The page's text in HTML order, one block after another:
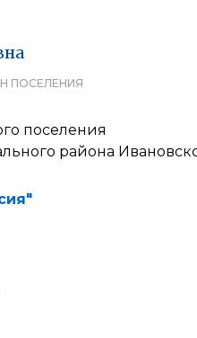
ПОСЕЛЕНИЯ
поселения
района